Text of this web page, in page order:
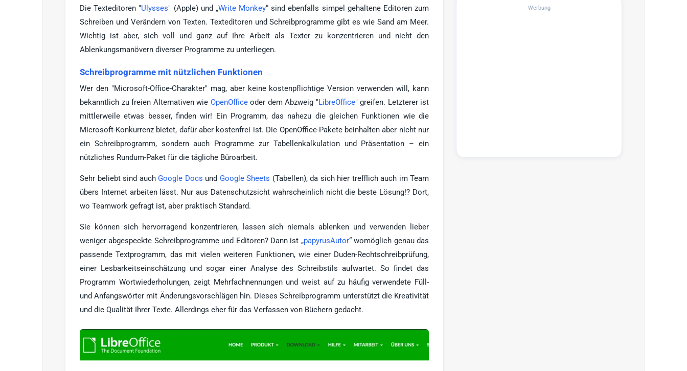
Die Texteditoren "Ulysses" (Apple) und „Write Monkey“ sind ebenfalls simpel gehaltene Editoren zum
Schreiben und Verändern von Texten. Texteditoren und Schreibprogramme gibt es wie Sand am Meer.
Wichtig ist aber, sich voll und ganz auf Ihre Arbeit als Texter zu konzentrieren und nicht den
Ablenkungsmanövern diverser Programme zu unterliegen.
Schreibprogramme mit nützlichen Funktionen
Wer den "Microsoft-Office-Charakter" mag, aber keine kostenpflichtige Version verwenden will, kann
bekanntlich zu freien Alternativen wie OpenOfficeoder dem Abzweig "LibreOffice" greifen. Letzterer ist
mittlerweile etwas besser, finden wir! Ein Programm, das nahezu die gleichen Funktionen wie die
Microsoft-Konkurrenz bietet, dafür aber kostenfrei ist. Die OpenOffice-Pakete beinhalten aber nicht nur
ein Schreibprogramm, sondern auch Programme zur Tabellenkalkulation und Präsentation – ein
nützliches Rundum-Paket für die tägliche Büroarbeit.
Sehr beliebt sind auch Google Docs und Google Sheets (Tabellen), da sich hier trefflich auch im Team
übers Internet arbeiten lässt. Nur aus Datenschutzsicht wahrscheinlich nicht die beste Lösung!? Dort,
wo Teamwork gefragt ist, aber praktisch Standard.
Sie können sich hervorragend konzentrieren, lassen sich niemals ablenken und verwenden lieber
weniger abgespeckte Schreibprogramme und Editoren? Dann ist „papyrusAutor“ womöglich genau das
passende Textprogramm, das mit vielen weiteren Funktionen, wie einer Duden-Rechtschreibprüfung,
einer Lesbarkeitseinschätzung und sogar einer Analyse des Schreibstils aufwartet. So findet das
Programm Wortwiederholungen, zeigt Mehrfachnennungen und weist auf zu häufig verwendete Füll-
und Anfangswörter mit Änderungsvorschlägen hin. Dieses Schreibprogramm unterstützt die Kreativität
und die Qualität Ihrer Texte. Allerdings eher für das Verfassen von Büchern gedacht.
Werbung